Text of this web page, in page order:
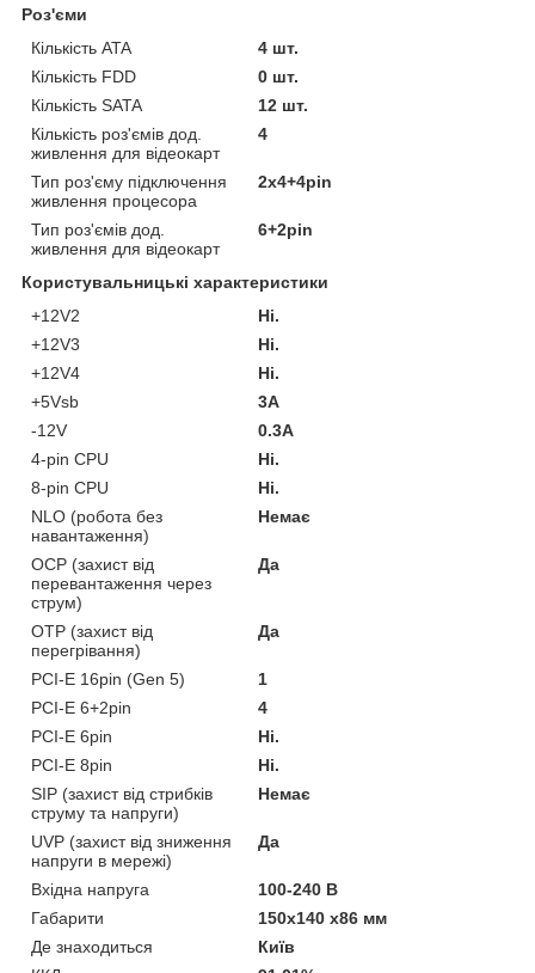
Роз'єми
Кількість ATA
4 шт.
Кількість FDD
0 шт.
Кількість SATA
12 шт.
Кількість роз'ємів дод.
живлення для відеокарт
4
Тип роз'єму підключення
живлення процесора
2x4+4pin
Тип роз'ємів дод.
живлення для відеокарт
6+2pin
Користувальницькі характеристики
+12V2
Ні.
+12V3
Ні.
+12V4
Ні.
+5Vsb
3A
-12V
0.3А
4-pin CPU
Ні.
8-pin CPU
Ні.
NLO (робота без
навантаження)
Немає
OCP (захист від
перевантаження через
струм)
Да
OTP (захист від
перегрівання)
Да
PCI-E 16pin (Gen 5)
1
PCI-E 6+2pin
4
PCI-E 6pin
Ні.
PCI-E 8pin
Ні.
SIP (захист від стрибків
струму та напруги)
Немає
UVP (захист від зниження
напруги в мережі)
Да
Вхідна напруга
100-240 В
Габарити
150x140 x86 мм
Де знаходиться
Київ